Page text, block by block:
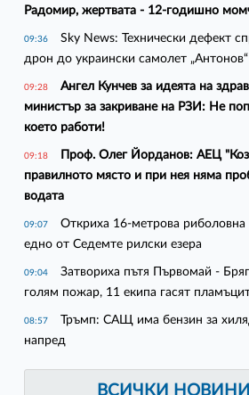
Радомир, жертвата - 12-годишно
09:36
Sky News: Технически дефект
дрон до украински самолет
09:28
Ангел Кунчев за идеята на
министър за закриване на РЗИ: Не
което работи!
09:18
Проф. Олег Йорданов: АЕЦ
правилното място и при нея няма
водата
09:07
Откриха 16-метрова
едно от Седемте рилски езера
09:04
Затвориха пътя Първомай -
голям пожар, 11 екипа гасят
08:57
Тръмп: САЩ има бензин за
напред
ВСИЧКИ НОВИНИ